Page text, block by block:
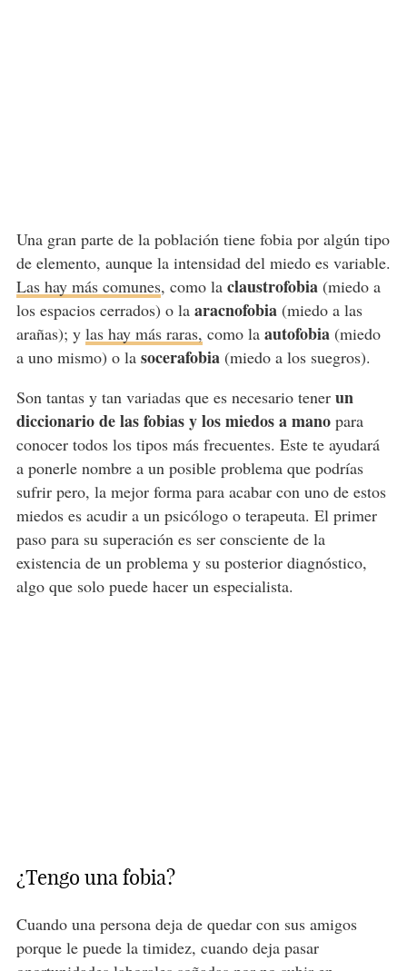
Una gran parte de la población tiene fobia por algún tipo
de elemento, aunque la intensidad del miedo es variable.
Las hay más comunes, como la claustrofobia(miedo a
los espacios cerrados) o la aracnofobia(miedo a las
arañas); y las hay más raras, como la autofobia(miedo
a uno mismo) o lasocerafobia(miedo a los suegros).
Son tantas y tan variadas que es necesario tener un
diccionario de las fobias y los miedos a manopara
conocer todos los tipos más frecuentes. Este te ayudará
a ponerle nombre a un posible problema que podrías
sufrir pero, la mejor forma para acabar con uno de estos
miedos es acudir a un psicólogo o terapeuta. El primer
paso para su superación es ser consciente de la
existencia de un problema y su posterior diagnóstico,
algo que solo puede hacer un especialista.
¿Tengo una fobia?
Cuando una persona deja de quedar con sus amigos
porque le puede la timidez, cuando deja pasar